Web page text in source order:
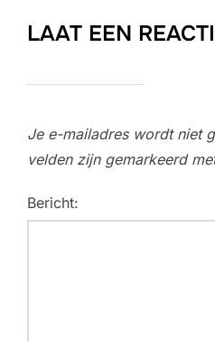
LAAT EEN
Je e-mailadres wordt niet
velden zijn gemarkeerd
Bericht: